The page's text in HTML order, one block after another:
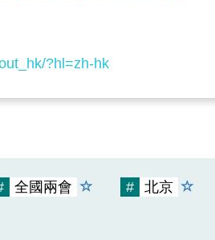
?hl=zh-hk
全國兩會 # 北京